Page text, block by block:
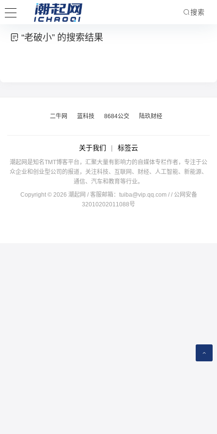
搜索
“老破小” 的搜索结果
二牛网 蓝科技 8684公交 陆玖财经
关于我们 | 标签云
潮起网是知名TMT博客平台，汇聚大量有影响力的自媒体专栏作者，专注于公
众企业和创业型公司的报道，关注科技、互联网、财经、人工智能、新能源、
通信、汽车和教育等行业。
Copyright © 2026 潮起网 / 客服邮箱： tuiba@vip.qq.com / / 公网安备
32010202011088号